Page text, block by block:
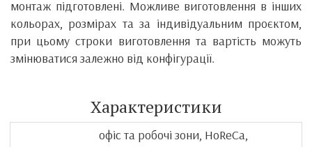
монтаж підготовлені. Можливе виготовлення в інших
кольорах, розмірах та за індивідуальним проєктом,
при цьому строки виготовлення та вартість можуть
змінюватися залежно від конфігурації.
Характеристики
офіс та робочі зони, HoReCa,